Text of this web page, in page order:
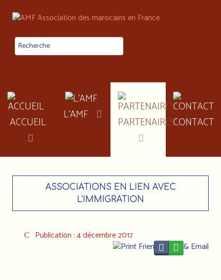
ACCUEIL L'AMF PARTENAIRESCONTACT
ASSOCIATIONS EN LIEN AVEC
L'IMMIGRATION
Publication : 4 décembre 2017